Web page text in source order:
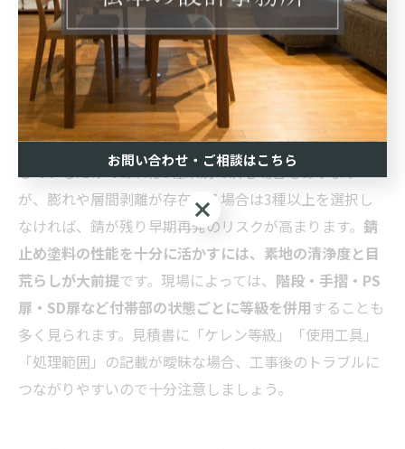
ケレンは素地調整の中心となる工程で、 等級が上がるほ
ど作業密度も時間も増加します。建築分野では、4種は
手工具による軽度処理、3種は電動工具による錆除去、2
種は素地を大きく露出させる徹底除去と使い分けられて
います。 鉄部塗装単価はこの等級の違いで大きく変化す
るため、見積もり時の確認が重要です。目視で錆が点在
しているだけであれば3種未満で済む場合もあります
が、膨れや層間剥離が存在する場合は3種以上を選択し
なければ、錆が残り早期再発のリスクが高まります。 錆
止め塗料の性能を十分に活かすには、素地の清浄度と目
荒らしが大前提です。現場によっては、 階段・手摺・PS
扉・SD扉など付帯部の状態ごとに等級を併用することも
多く見られます。見積書に「ケレン等級」「使用工具」
「処理範囲」の記載が曖昧な場合、工事後のトラブルに
つながりやすいので十分注意しましょう。
お問い合わせ・ご相談はこちら
お問い合わせ・ご相談はこちら